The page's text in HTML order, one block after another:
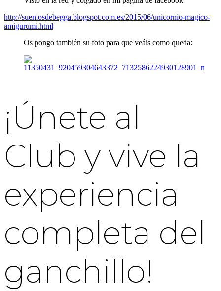
http://sueniosdebegga.blogspot.com.es/2015/06/unicornio-magico-
amigurumi.html
Os pongo también su foto para que veáis como queda:
¡Únete al
Club y vive la
experiencia
completa del
ganchillo!